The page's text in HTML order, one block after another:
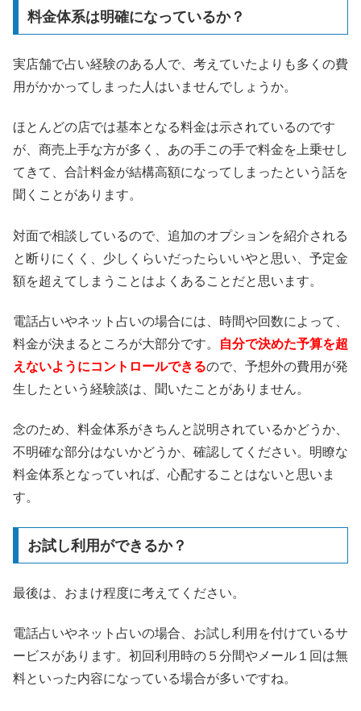
料金体系は明確になっているか？
実店舗で占い経験のある人で、考えていたよりも多くの費
用がかかってしまった人はいませんでしょうか。
ほとんどの店では基本となる料金は示されているのです
が、商売上手な方が多く、あの手この手で料金を上乗せし
てきて、合計料金が結構高額になってしまったという話を
聞くことがあります。
対面で相談しているので、追加のオプションを紹介される
と断りにくく、少しくらいだったらいいやと思い、予定金
額を超えてしまうことはよくあることだと思います。
電話占いやネット占いの場合には、時間や回数によって、
料金が決まるところが大部分です。
自分で決めた予算を超
えないようにコントロールできるので、予想外の費用が発
生したという経験談は、聞いたことがありません。
念のため、料金体系がきちんと説明されているかどうか、
不明確な部分はないかどうか、確認してください。明瞭な
料金体系となっていれば、心配することはないと思いま
す。
お試し利用ができるか？
最後は、おまけ程度に考えてください。
電話占いやネット占いの場合、お試し利用を付けているサ
ービスがあります。初回利用時の５分間やメール１回は無
料といった内容になっている場合が多いですね。